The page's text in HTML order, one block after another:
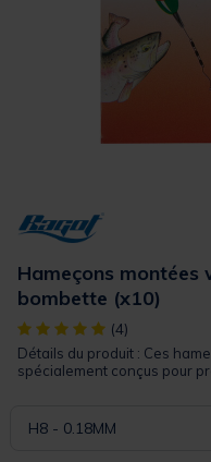
Hameçons
bombette (x10)
[object Object] out of 5
(4)
Détails du produit : Ces
spécialement conçus pour
H8 - 0.18MM